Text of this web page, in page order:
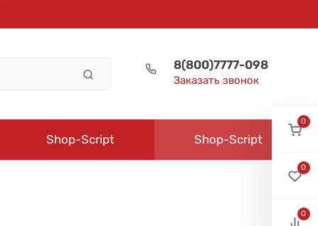
8(800)7777-098
Заказать звонок
Shop-Script Shop-Script
0
0
0